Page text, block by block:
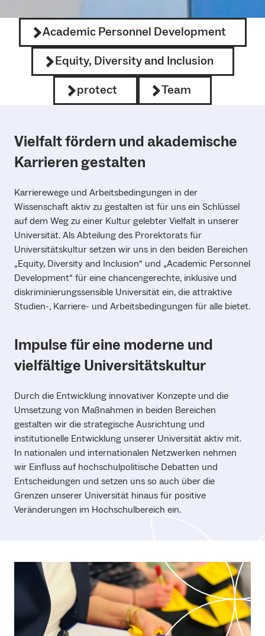
Academic Personnel Development
Equity, Diversity and Inclusion
protect
Team
Vielfalt fördern und akademische
Karrieren gestalten
Karrierewege und Arbeitsbedingungen in der
Wissenschaft aktiv zu gestalten ist für uns ein Schlüssel
auf dem Weg zu einer Kultur gelebter Vielfalt in unserer
Universität. Als Abteilung des Prorektorats für
Universitätskultur setzen wir uns in den beiden Bereichen
„Equity, Diversity and Inclusion“ und „Academic Personnel
Development“ für eine chancengerechte, inklusive und
diskriminierungssensible Universität ein, die attraktive
Studien-, Karriere- und Arbeitsbedingungen für alle bietet.
Impulse für eine moderne und
vielfältige Universitätskultur
Durch die Entwicklung innovativer Konzepte und die
Umsetzung von Maßnahmen in beiden Bereichen
gestalten wir die strategische Ausrichtung und
institutionelle Entwicklung unserer Universität aktiv mit.
In nationalen und internationalen Netzwerken nehmen
wir Einfluss auf hochschulpolitische Debatten und
Entscheidungen und setzen uns so auch über die
Grenzen unserer Universität hinaus für positive
Veränderungen im Hochschulbereich ein.